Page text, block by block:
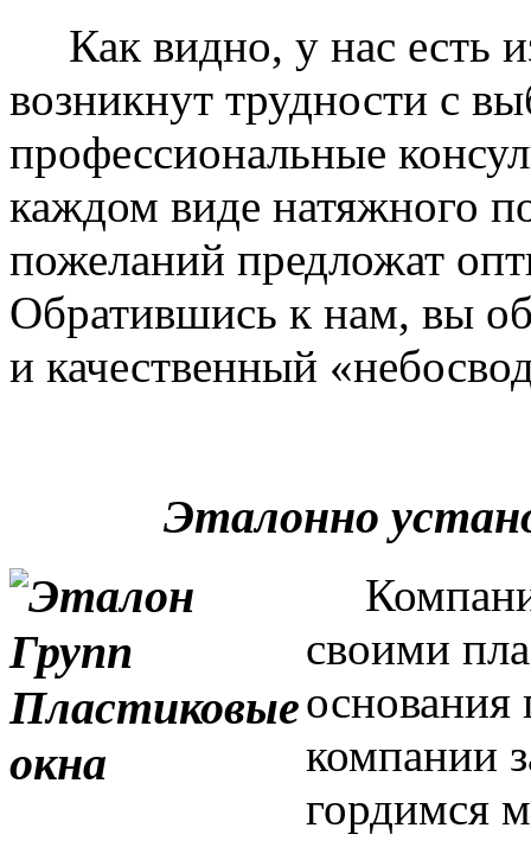
Как видно, у нас есть
возникнут трудности с
профессиональные
каждом виде натяжного
пожеланий предложат
Обратившись к нам, вы
и качественный
Эталонно
своими
основания
компании
гордимся